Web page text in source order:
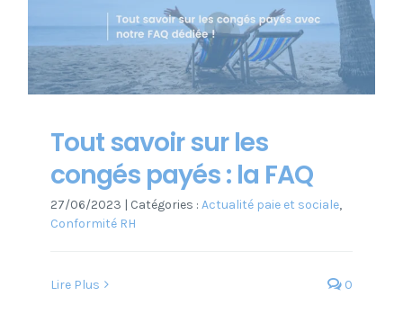
Tout savoir sur les
congés payés : la FAQ
27/06/2023 | Catégories : Actualité paie et sociale,
Conformité RH
Lire Plus 0